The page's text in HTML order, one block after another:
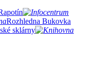
Rozhledna Bukovka
sklárny